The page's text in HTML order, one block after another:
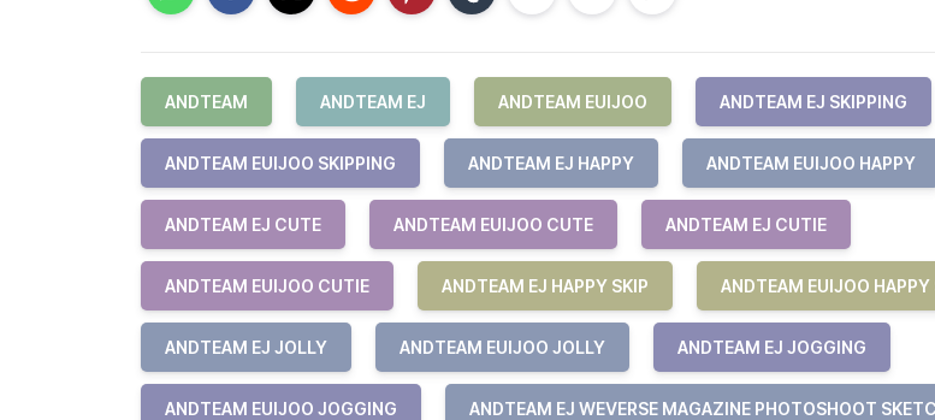
ANDTEAM ANDTEAM EJ ANDTEAM EUIJOO ANDTEAM EJ SKIPPING
ANDTEAM EUIJOO SKIPPING ANDTEAM EJ HAPPY ANDTEAM EUIJOO HAPPY
ANDTEAM EJ CUTE ANDTEAM EUIJOO CUTE ANDTEAM EJ CUTIE
ANDTEAM EUIJOO CUTIE ANDTEAM EJ HAPPY SKIP ANDTEAM EUIJOO HAPPY
ANDTEAM EJ JOLLY ANDTEAM EUIJOO JOLLY ANDTEAM EJ JOGGING
ANDTEAM EUIJOO JOGGING ANDTEAM EJ WEVERSE MAGAZINE PHOTOSHOOT